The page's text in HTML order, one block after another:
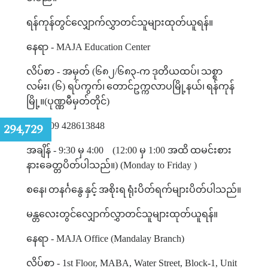
ရန်ကုန်တွင်လျှောက်လွှာတင်သူများထုတ်ယူရန်။
နေရာ - MAJA Education Center
လိပ်စာ - အမှတ် (၆၈၂/၆၈၃-က ဒုတိယထပ်၊ သစ္စာ
လမ်း၊ (၆) ရပ်ကွက်၊ တောင်ဥက္ကလာပမြို့နယ်၊ ရန်ကုန်
မြို့။(ပုဏ္ဏမီမှတ်တိုင်)
ဖုန်း- 09 428613848
အချိန် - 9:30 မှ 4:00 (12:00 မှ 1:00 အထိ ထမင်းစား
နားခေတ္တပိတ်ပါသည်။) (Monday to Friday )
စနေ၊ တနင်္ဂနွေ နှင့် အစိုးရ ရုံးပိတ်ရက်များပိတ်ပါသည်။
မန္တလေးတွင်လျှောက်လွှာတင်သူများထုတ်ယူရန်။
နေရာ - MAJA Office (Mandalay Branch)
လိပ်စာ - 1st Floor, MABA, Water Street, Block-1, Unit
294,729